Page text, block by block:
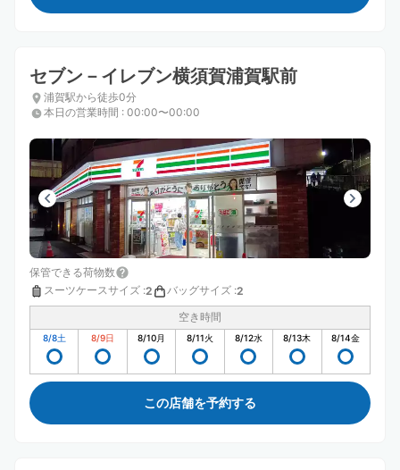
セブン－イレブン横須賀浦賀駅前
浦賀駅から徒歩0分
本日の営業時間 : 00:00〜00:00
保管できる荷物数
スーツケースサイズ :2 バッグサイズ :2
空き時間
8/8土 8/9日 8/10月 8/11火 8/12水 8/13木 8/14金
この店舗を予約する